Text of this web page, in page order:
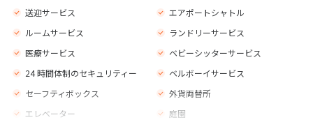
送迎サービス
エアポートシャトル
ルームサービス
ランドリーサービス
医療サービス
ベビーシッターサービス
24 時間体制のセキュリティー
ベルボーイサービス
セーフティボックス
外貨両替所
エレベーター
庭園